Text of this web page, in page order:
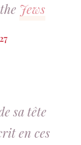
Jews
sa tête
en ces